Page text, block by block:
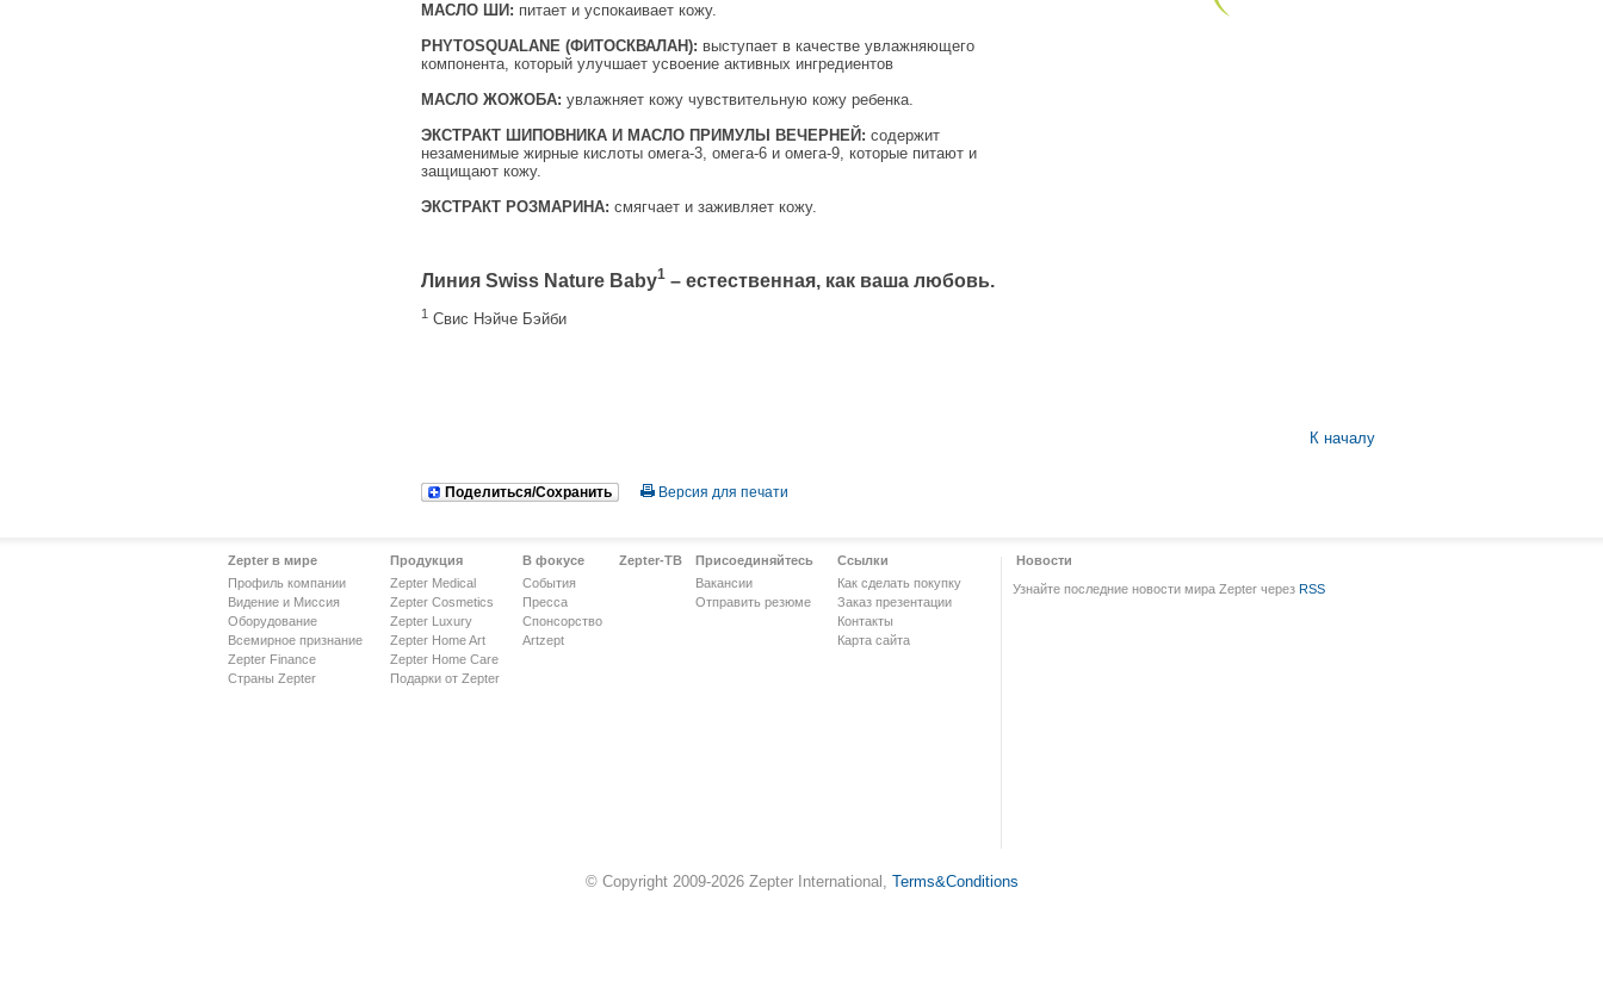
МАСЛО ШИ: питает и успокаивает кожу.
PHYTOSQUALANE (ФИТОСКВАЛАН): выступает в качестве увлажняющего
компонента, который улучшает усвоение активных ингредиентов
МАСЛО ЖОЖОБА: увлажняет кожу чувствительную кожу ребенка.
ЭКСТРАКТ ШИПОВНИКА И МАСЛО ПРИМУЛЫ ВЕЧЕРНЕЙ: содержит
незаменимые жирные кислоты омега-3, омега-6 и омега-9, которые питают и
защищают кожу.
ЭКСТРАКТ РОЗМАРИНА: смягчает и заживляет кожу.
Линия Swiss Nature Baby1 – естественная, как ваша любовь.
1 Свис Нэйче Бэйби
К началу
Поделиться/Сохранить Версия для печати
Zepter в мире
Профиль компании
Видение и Миссия
Оборудование
Всемирное признание
Zepter Finance
Страны Zepter
Продукция
Zepter Medical
Zepter Cosmetics
Zepter Luxury
Zepter Home Art
Zepter Home Care
Подарки от Zepter
В фокусе
События
Пресса
Спонсорство
Artzept
Zepter-ТВ
Присоединяйтесь
Вакансии
Отправить резюме
Ссылки
Как сделать покупку
Заказ презентации
Контакты
Карта сайта
Новости
Узнайте последние новости мира Zepter через RSS
© Copyright 2009-2026 Zepter International, Terms&Conditions